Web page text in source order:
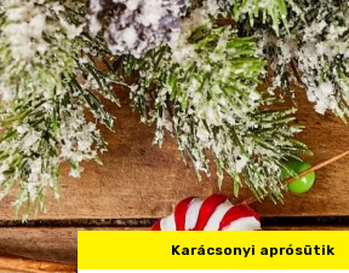
Karácsonyi aprósütik